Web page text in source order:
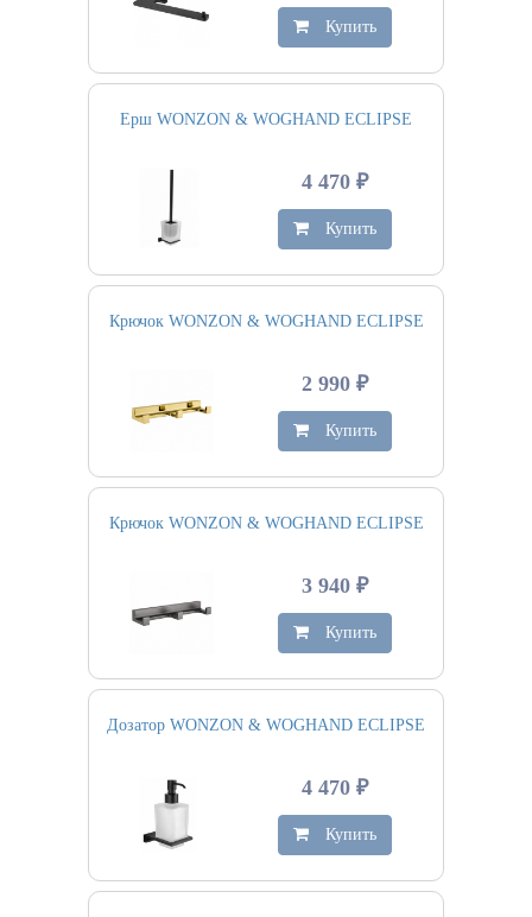
Купить
Ерш WONZON & WOGHAND ECLIPSE
4 470 ₽
Купить
Крючок WONZON & WOGHAND ECLIPSE
2 990 ₽
Купить
Крючок WONZON & WOGHAND ECLIPSE
3 940 ₽
Купить
Дозатор WONZON & WOGHAND ECLIPSE
4 470 ₽
Купить